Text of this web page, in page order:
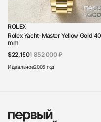
ROLEX
Rolex Yacht-Master Yellow Gold 40
mm
$22,1501 852 000 ₽
Идеальное2005 год